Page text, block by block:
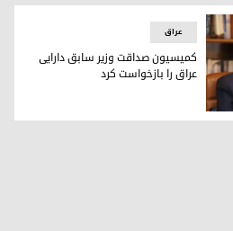
سابق دارایی عراق
عراق
کمیسیون صداقت وزیر سابق دارایی
عراق را بازخواست کرد